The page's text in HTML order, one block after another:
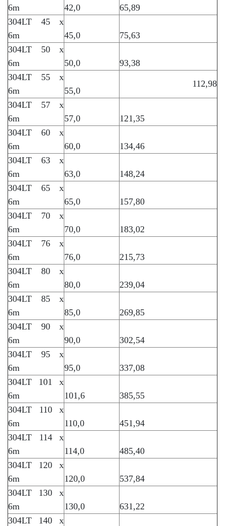
6m 42,0
65,89
304LT 45 x
6m
45,0
75,63
304LT 50 x
6m
50,0
93,38
304LT 55 x
6m
55,0
112,98
304LT 57 x
6m
57,0
121,35
304LT 60 x
6m
60,0
134,46
304LT 63 x
6m
63,0
148,24
304LT 65 x
6m
65,0
157,80
304LT 70 x
6m
70,0
183,02
304LT 76 x
6m
76,0
215,73
304LT 80 x
6m
80,0
239,04
304LT 85 x
6m
85,0
269,85
304LT 90 x
6m
90,0
302,54
304LT 95 x
6m
95,0
337,08
304LT 101 x
6m
101,6
385,55
304LT 110 x
6m
110,0
451,94
304LT 114 x
6m
114,0
485,40
304LT 120 x
6m
120,0
537,84
304LT 130 x
6m
130,0
631,22
304LT 140 x